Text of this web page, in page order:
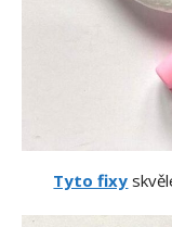
Tyto fixy